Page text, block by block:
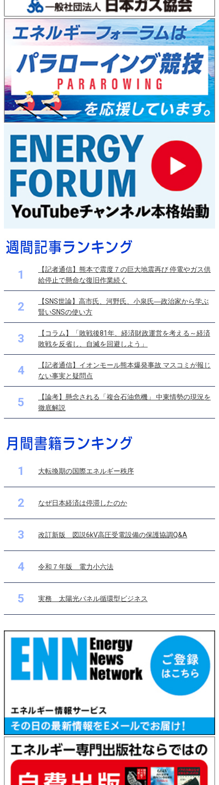
1
【記者通信】熊本で震度７の巨大地震再び 停電やガス供
給停止で懸命な復旧作業続く
2
【SNS世論】高市氏、河野氏、小泉氏―政治家から学ぶ
賢いSNSの使い方
3
【コラム】「敗戦後81年、経済財政運営を考える～経済
敗戦を反省し、自滅を回避しよう」
4
【記者通信】イオンモール熊本爆発事故 マスコミが報じ
ない事実と疑問点
5
【論考】懸念される「複合石油危機」 中東情勢の現況を
徹底解説
1 大転換期の国際エネルギー秩序
2 なぜ日本経済は停滞したのか
3 改訂新版 図説6kV高圧受電設備の保護協調Q&A
4 令和７年版 電力小六法
5 実務 太陽光パネル循環型ビジネス